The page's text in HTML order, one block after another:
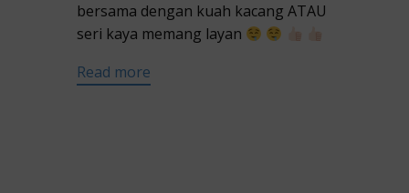
bersama dengan kuah kacang ATAU
seri kaya memang layan
Read more